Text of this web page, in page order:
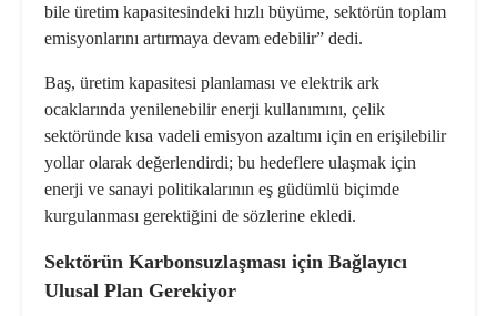
bile üretim kapasitesindeki hızlı büyüme, sektörün toplam
emisyonlarını artırmaya devam edebilir” dedi.
Baş, üretim kapasitesi planlaması ve elektrik ark
ocaklarında yenilenebilir enerji kullanımını, çelik
sektöründe kısa vadeli emisyon azaltımı için en erişilebilir
yollar olarak değerlendirdi; bu hedeflere ulaşmak için
enerji ve sanayi politikalarının eş güdümlü biçimde
kurgulanması gerektiğini de sözlerine ekledi.
Sektörün Karbonsuzlaşması için Bağlayıcı
Ulusal Plan Gerekiyor